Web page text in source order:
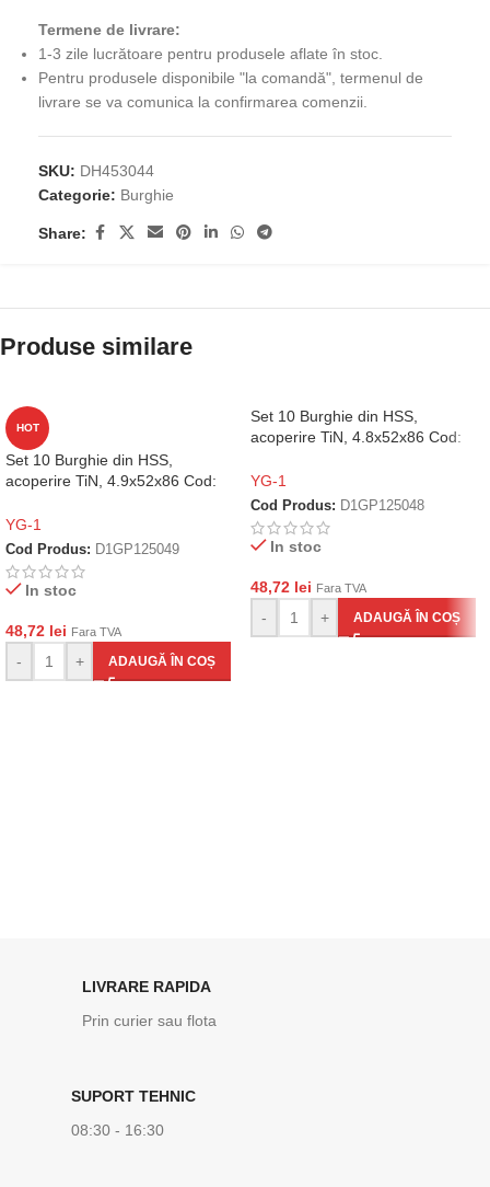
Termene de livrare:
1-3 zile lucrătoare pentru produsele aflate în stoc.
Pentru produsele disponibile "la comandă", termenul de
livrare se va comunica la confirmarea comenzii.
SKU: DH453044
Categorie: Burghie
Share:
Produse similare
HOT
Set 10 Burghie din HSS,
acoperire TiN, 4.9x52x86 Cod:
YG-1
Cod Produs: D1GP125049
In stoc
48,72 lei Fara TVA
- + ADAUGĂ ÎN COȘ
Set 10 Burghie din HSS,
acoperire TiN, 4.8x52x86 Cod:
YG-1
Cod Produs: D1GP125048
In stoc
48,72 lei Fara TVA
- + ADAUGĂ ÎN COȘ
LIVRARE RAPIDA
Prin curier sau flota
SUPORT TEHNIC
08:30 - 16:30